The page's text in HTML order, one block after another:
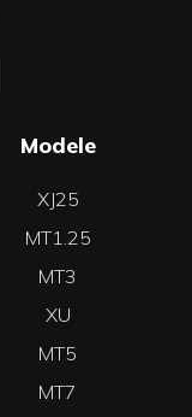
Modele
XJ25
MT1.25
MT3
XU
MT5
MT7